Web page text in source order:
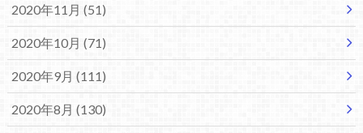
2020年11月 (51)
2020年10月 (71)
2020年9月 (111)
2020年8月 (130)